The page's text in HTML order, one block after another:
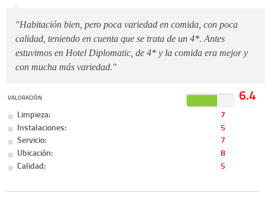
"Habitación bien, pero poca variedad en comida, con poca
calidad, teniendo en cuenta que se trata de un 4*. Antes
estuvimos en Hotel Diplomatic, de 4* y la comida era mejor y
con mucha más variedad."
VALORACIÓN 6.4
Limpieza:
7
Instalaciones:
5
Servicio:
7
Ubicación:
8
Calidad:
5